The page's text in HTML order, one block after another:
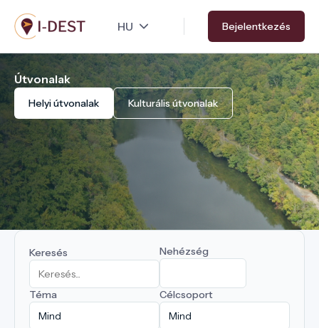
Ugrás
a
tartalomra
Bejelentkezés
Útvonalak
Helyi útvonalak Kulturális útvonalak
Keresés Nehézség
Téma Célcsoport